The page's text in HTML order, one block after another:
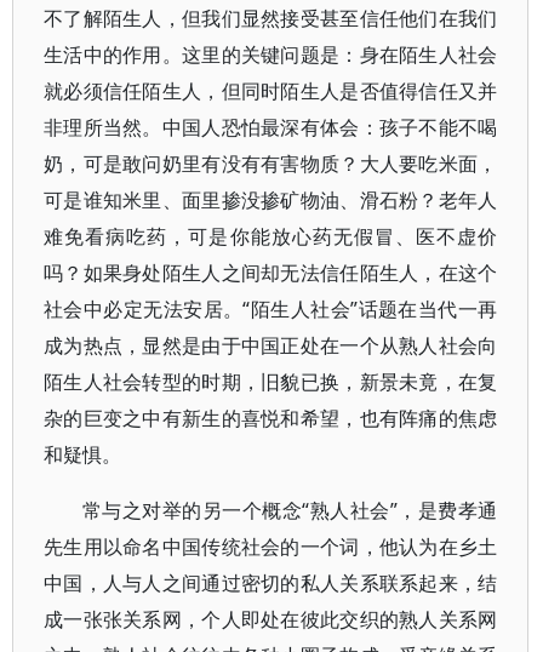
不了解陌生人，但我们显然接受甚至信任他们在我们
生活中的作用。这里的关键问题是：身在陌生人社会
就必须信任陌生人，但同时陌生人是否值得信任又并
非理所当然。中国人恐怕最深有体会：孩子不能不喝
奶，可是敢问奶里有没有有害物质？大人要吃米面，
可是谁知米里、面里掺没掺矿物油、滑石粉？老年人
难免看病吃药，可是你能放心药无假冒、医不虚价
吗？如果身处陌生人之间却无法信任陌生人，在这个
社会中必定无法安居。“陌生人社会”话题在当代一再
成为热点，显然是由于中国正处在一个从熟人社会向
陌生人社会转型的时期，旧貌已换，新景未竟，在复
杂的巨变之中有新生的喜悦和希望，也有阵痛的焦虑
和疑惧。
常与之对举的另一个概念“熟人社会”，是费孝通
先生用以命名中国传统社会的一个词，他认为在乡土
中国，人与人之间通过密切的私人关系联系起来，结
成一张张关系网，个人即处在彼此交织的熟人关系网